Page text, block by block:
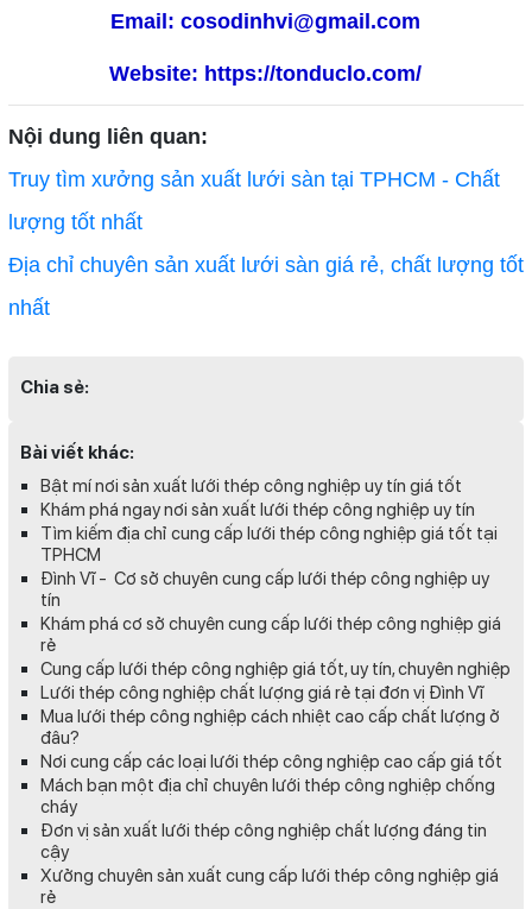
Email: cosodinhvi@gmail.com
Website: https://tonduclo.com/
Nội dung liên quan:
Truy tìm xưởng sản xuất lưới sàn tại TPHCM - Chất
lượng tốt nhất
Địa chỉ chuyên sản xuất lưới sàn giá rẻ, chất lượng tốt
nhất
Chia sẻ:
Bài viết khác:
Bật mí nơi sản xuất lưới thép công nghiệp uy tín giá tốt
Khám phá ngay nơi sản xuất lưới thép công nghiệp uy tín
Tìm kiếm địa chỉ cung cấp lưới thép công nghiệp giá tốt tại
TPHCM
Đình Vĩ - Cơ sở chuyên cung cấp lưới thép công nghiệp uy
tín
Khám phá cơ sở chuyên cung cấp lưới thép công nghiệp giá
rẻ
Cung cấp lưới thép công nghiệp giá tốt, uy tín, chuyên nghiệp
Lưới thép công nghiệp chất lượng giá rẻ tại đơn vị Đình Vĩ
Mua lưới thép công nghiệp cách nhiệt cao cấp chất lượng ở
đâu?
Nơi cung cấp các loại lưới thép công nghiệp cao cấp giá tốt
Mách bạn một địa chỉ chuyên lưới thép công nghiệp chống
cháy
Đơn vị sản xuất lưới thép công nghiệp chất lượng đáng tin
cậy
Xưởng chuyên sản xuất cung cấp lưới thép công nghiệp giá
rẻ